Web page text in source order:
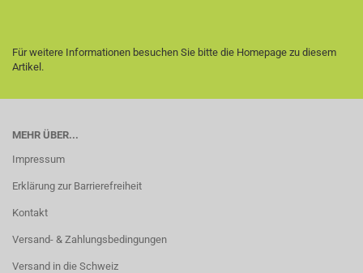
Für weitere Informationen besuchen Sie bitte die Homepage zu diesem
Artikel.
MEHR ÜBER...
Impressum
Erklärung zur Barrierefreiheit
Kontakt
Versand- & Zahlungsbedingungen
Versand in die Schweiz